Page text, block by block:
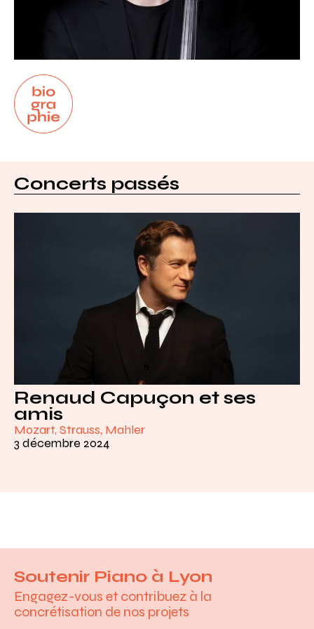
Concerts passés
Renaud Capuçon et ses
amis
Mozart, Strauss, Mahler
3 décembre 2024
Soutenir Piano à Lyon
Engagez-vous et contribuez à la
concrétisation de nos projets